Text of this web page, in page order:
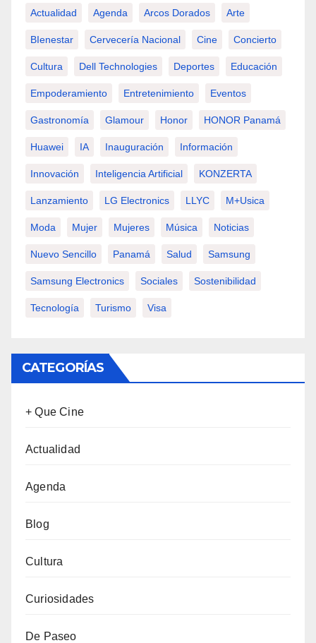
Actualidad Agenda Arcos Dorados Arte
BIenestar Cervecería Nacional Cine Concierto
Cultura Dell Technologies Deportes Educación
Empoderamiento Entretenimiento Eventos
Gastronomía Glamour Honor HONOR Panamá
Huawei IA Inauguración Información
Innovación Inteligencia Artificial KONZERTA
Lanzamiento LG Electronics LLYC M+usica
Moda Mujer Mujeres Música Noticias
Nuevo Sencillo Panamá Salud Samsung
Samsung Electronics Sociales Sostenibilidad
Tecnología Turismo Visa
CATEGORÍAS
+ Que Cine
Actualidad
Agenda
Blog
Cultura
Curiosidades
De Paseo